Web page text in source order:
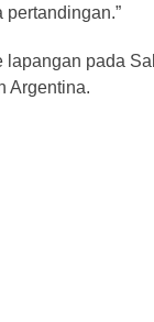
lapangan pada
Argentina.